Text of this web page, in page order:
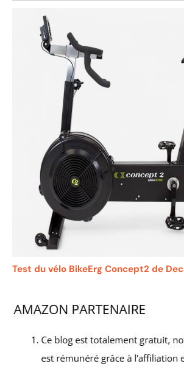
Test du vélo BikeErg Concept2 de